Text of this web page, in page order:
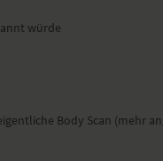
würde
Body Scan (mehr